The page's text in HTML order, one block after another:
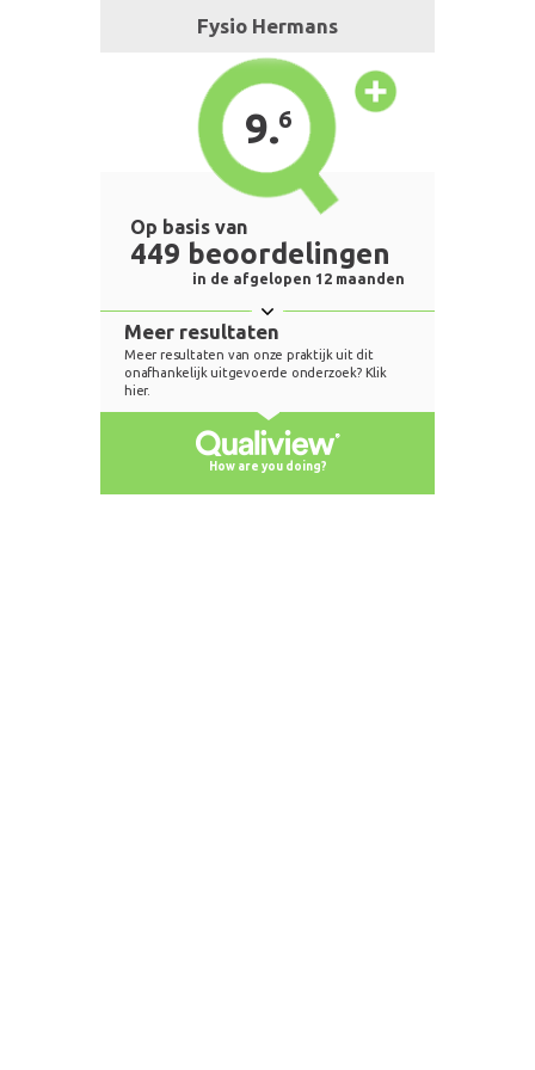
Fysio Hermans
9.6
Op basis van
449 beoordelingen
in de afgelopen 12 maanden
Meer resultaten
Meer resultaten van onze praktijk uit dit
onafhankelijk uitgevoerde onderzoek? Klik
hier.
How are you doing?